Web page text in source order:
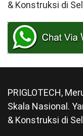
& Konstruksi di
PRIGLOTECH,
Skala Nasional.
& Konstruksi di